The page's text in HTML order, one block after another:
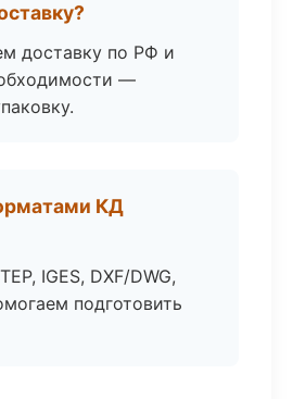
доставку по РФ и
—
КД
IGES, DXF/DWG,
подготовить